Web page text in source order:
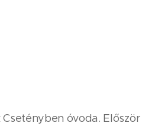
óvoda. Először